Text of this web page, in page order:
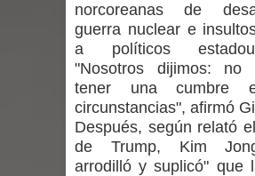
mantiene despliegue
niños y adolescentes
emergencia.
Del anime al K-pop:
de Chile analizan el
norcoreanas de
guerra nuclear e
a políticos
"Nosotros dijimos: no
tener una cumbre
circunstancias", afirmó
Después, según relató
de Trump, Kim
arrodilló y suplicó" que